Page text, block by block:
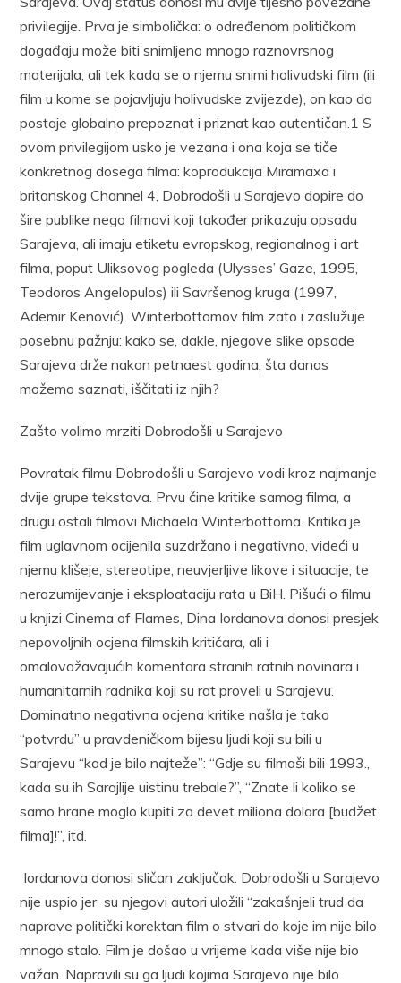
privilegije. Prva je simbolička: o određenom političkom
događaju može biti snimljeno mnogo raznovrsnog
materijala, ali tek kada se o njemu snimi holivudski film (ili
film u kome se pojavljuju holivudske zvijezde), on kao da
postaje globalno prepoznat i priznat kao autentičan.1 S
ovom privilegijom usko je vezana i ona koja se tiče
konkretnog dosega filma: koprodukcija Miramaxa i
britanskog Channel 4, Dobrodošli u Sarajevo dopire do
šire publike nego filmovi koji također prikazuju opsadu
Sarajeva, ali imaju etiketu evropskog, regionalnog i art
filma, poput Uliksovog pogleda (Ulysses’ Gaze, 1995,
Teodoros Angelopulos) ili Savršenog kruga (1997,
Ademir Kenović). Winterbottomov film zato i zaslužuje
posebnu pažnju: kako se, dakle, njegove slike opsade
Sarajeva drže nakon petnaest godina, šta danas
možemo saznati, iščitati iz njih?
Zašto volimo mrziti Dobrodošli u Sarajevo
Povratak filmu Dobrodošli u Sarajevo vodi kroz najmanje
dvije grupe tekstova. Prvu čine kritike samog filma, a
drugu ostali filmovi Michaela Winterbottoma. Kritika je
film uglavnom ocijenila suzdržano i negativno, videći u
njemu klišeje, stereotipe, neuvjerljive likove i situacije, te
nerazumijevanje i eksploataciju rata u BiH. Pišući o filmu
u knjizi Cinema of Flames, Dina Iordanova donosi presjek
nepovoljnih ocjena filmskih kritičara, ali i
omalovažavajućih komentara stranih ratnih novinara i
humanitarnih radnika koji su rat proveli u Sarajevu.
Dominatno negativna ocjena kritike našla je tako
“potvrdu” u pravdeničkom bijesu ljudi koji su bili u
Sarajevu “kad je bilo najteže”: “Gdje su filmaši bili 1993.,
kada su ih Sarajlije uistinu trebale?”, “Znate li koliko se
samo hrane moglo kupiti za devet miliona dolara [budžet
filma]!”, itd.
Iordanova donosi sličan zaključak: Dobrodošli u Sarajevo
nije uspio jer su njegovi autori uložili “zakašnjeli trud da
naprave politički korektan film o stvari do koje im nije bilo
mnogo stalo. Film je došao u vrijeme kada više nije bio
važan. Napravili su ga ljudi kojima Sarajevo nije bilo